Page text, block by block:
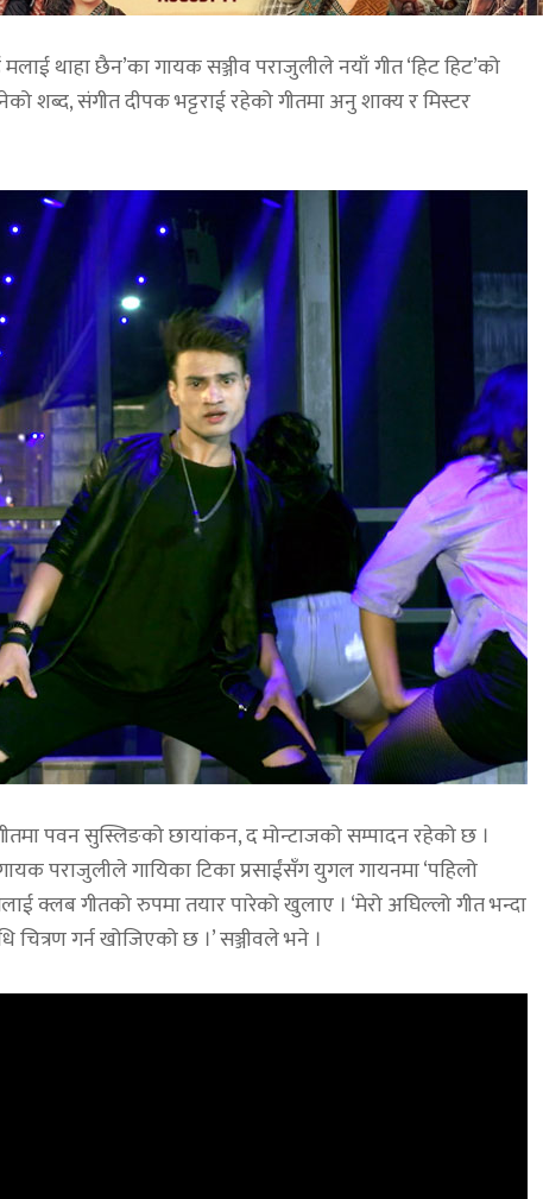
थाहा छैन’का गायक सञ्जीव पराजुलीले नयाँ गीत ‘हिट हिट’को
शब्द, संगीत दीपक भट्टराई रहेको गीतमा अनु शाक्य र मिस्टर
पवन सुस्लिङको छायांकन, द मोन्टाजको सम्पादन रहेको छ ।
पराजुलीले गायिका टिका प्रसाईंसँग युगल गायनमा ‘पहिलो
क्लब गीतको रुपमा तयार पारेको खुलाए । ‘मेरो अघिल्लो गीत भन्दा
चित्रण गर्न खोजिएको छ ।’ सञ्जीवले भने ।